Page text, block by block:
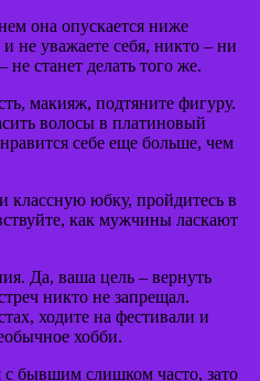
она опускается ниже
не уважаете себя, никто – ни
станет делать того же.
макияж, подтяните фигуру.
волосы в платиновый
себе еще больше, чем
классную юбку, пройдитесь в
как мужчины ласкают
Да, ваша цель – вернуть
никто не запрещал.
ходите на фестивали и
хобби.
с бывшим слишком часто, зато